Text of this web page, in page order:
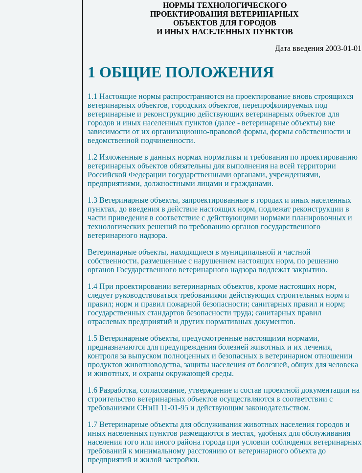
НОРМЫ ТЕХНОЛОГИЧЕСКОГО
ПРОЕКТИРОВАНИЯ ВЕТЕРИНАРНЫХ
ОБЪЕКТОВ ДЛЯ ГОРОДОВ
И ИНЫХ НАСЕЛЕННЫХ ПУНКТОВ
Дата введения 2003-01-01
1 ОБЩИЕ ПОЛОЖЕНИЯ
1.1 Настоящие нормы распространяются на проектирование вновь строящихся
ветеринарных объектов, городских объектов, перепрофилируемых под
ветеринарные и реконструкцию действующих ветеринарных объектов для
городов и иных населенных пунктов (далее - ветеринарные объекты) вне
зависимости от их организационно-правовой формы, формы собственности и
ведомственной подчиненности.
1.2 Изложенные в данных нормах нормативы и требования по проектированию
ветеринарных объектов обязательны для выполнения на всей территории
Российской Федерации государственными органами, учреждениями,
предприятиями, должностными лицами и гражданами.
1.3 Ветеринарные объекты, запроектированные в городах и иных населенных
пунктах, до введения в действие настоящих норм, подлежат реконструкции в
части приведения в соответствие с действующими нормами планировочных и
технологических решений по требованию органов государственного
ветеринарного надзора.
Ветеринарные объекты, находящиеся в муниципальной и частной
собственности, размещенные с нарушением настоящих норм, по решению
органов Государственного ветеринарного надзора подлежат закрытию.
1.4 При проектировании ветеринарных объектов, кроме настоящих норм,
следует руководствоваться требованиями действующих строительных норм и
правил; норм и правил пожарной безопасности; санитарных правил и норм;
государственных стандартов безопасности труда; санитарных правил
отраслевых предприятий и других нормативных документов.
1.5 Ветеринарные объекты, предусмотренные настоящими нормами,
предназначаются для предупреждения болезней животных и их лечения,
контроля за выпуском полноценных и безопасных в ветеринарном отношении
продуктов животноводства, защиты населения от болезней, общих для человека
и животных, и охраны окружающей среды.
1.6 Разработка, согласование, утверждение и состав проектной документации на
строительство ветеринарных объектов осуществляются в соответствии с
требованиями СНиП 11-01-95 и действующим законодательством.
1.7 Ветеринарные объекты для обслуживания животных населения городов и
иных населенных пунктов размещаются в местах, удобных для обслуживания
населения того или иного района города при условии соблюдения ветеринарных
требований к минимальному расстоянию от ветеринарного объекта до
предприятий и жилой застройки.